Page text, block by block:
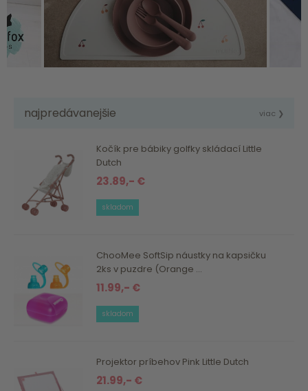
najpredávanejšie viac ❯
Kočík pre bábiky golfky skládací Little
Dutch
23.89,- €
skladom
ChooMee SoftSip náustky na kapsičku
2ks v puzdre (Orange ...
11.99,- €
skladom
Projektor príbehov Pink Little Dutch
21.99,- €